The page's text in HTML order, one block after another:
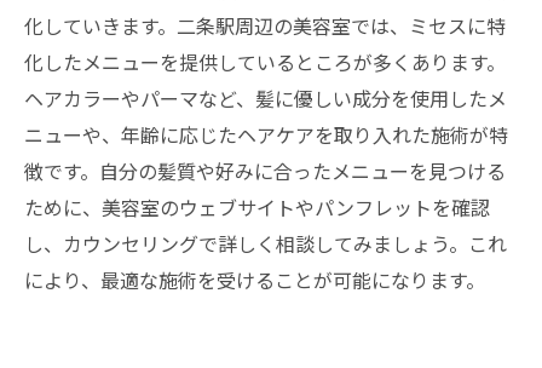
化していきます。二条駅周辺の美容室では、ミセスに特
化したメニューを提供しているところが多くあります。
ヘアカラーやパーマなど、髪に優しい成分を使用したメ
ニューや、年齢に応じたヘアケアを取り入れた施術が特
徴です。自分の髪質や好みに合ったメニューを見つける
ために、美容室のウェブサイトやパンフレットを確認
し、カウンセリングで詳しく相談してみましょう。これ
により、最適な施術を受けることが可能になります。